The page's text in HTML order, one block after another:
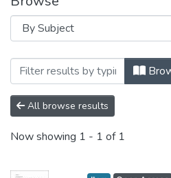
Browsing 2007 by
All browse results
Now showing 1 - 1 of 1